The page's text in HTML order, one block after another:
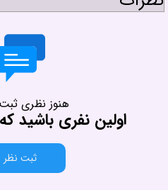
هنوز نظری
اولین نفری باشید
ثبت نظر